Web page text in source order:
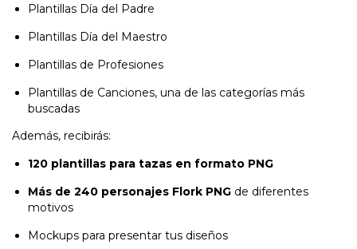
Plantillas Día del Padre
Plantillas Día del Maestro
Plantillas de Profesiones
Plantillas de Canciones, una de las categorías más
buscadas
Además, recibirás:
120 plantillas para tazas en formato PNG
Más de 240 personajes Flork PNG de diferentes
motivos
Mockups para presentar tus diseños